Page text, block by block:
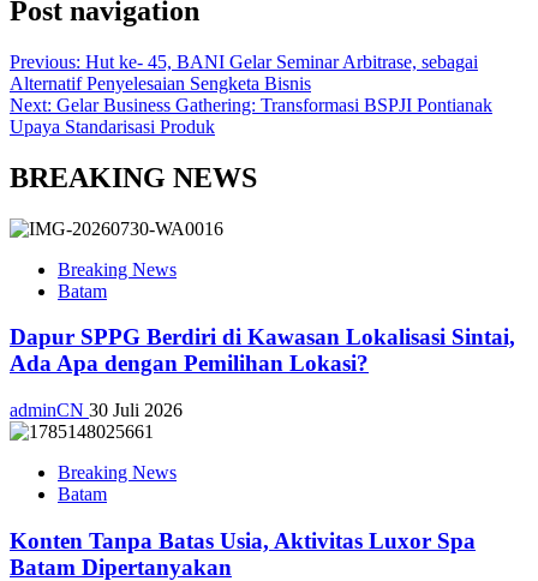
Post navigation
Previous: Hut ke- 45, BANI Gelar Seminar Arbitrase, sebagai
Alternatif Penyelesaian Sengketa Bisnis
Next: Gelar Business Gathering: Transformasi BSPJI Pontianak
Upaya Standarisasi Produk
BREAKING NEWS
Breaking News
Batam
Dapur SPPG Berdiri di Kawasan Lokalisasi Sintai,
Ada Apa dengan Pemilihan Lokasi?
adminCN 30 Juli 2026
Breaking News
Batam
Konten Tanpa Batas Usia, Aktivitas Luxor Spa
Batam Dipertanyakan